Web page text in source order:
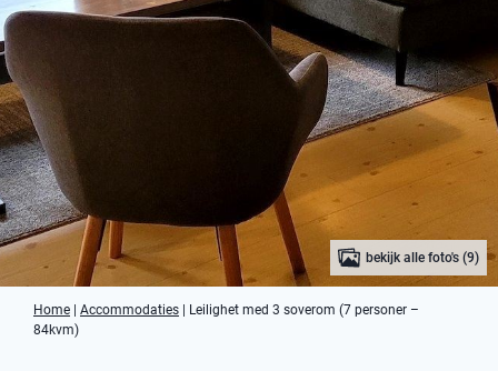
bekijk alle foto's (9)
Home Accommodaties
Leilighet med 3 soverom (7 personer –
84kvm)